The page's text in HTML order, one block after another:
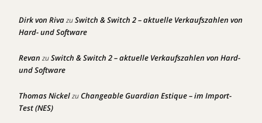
Dirk von RivazuSwitch & Switch 2 – aktuelle Verkaufszahlen von
Hard- und Software
Revan zuSwitch & Switch 2 – aktuelle Verkaufszahlen von Hard-
und Software
Thomas NickelzuChangeable Guardian Estique – im Import-
Test (NES)